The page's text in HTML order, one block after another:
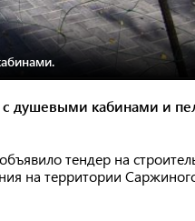
с душевыми кабинами и
тендер на
на территории